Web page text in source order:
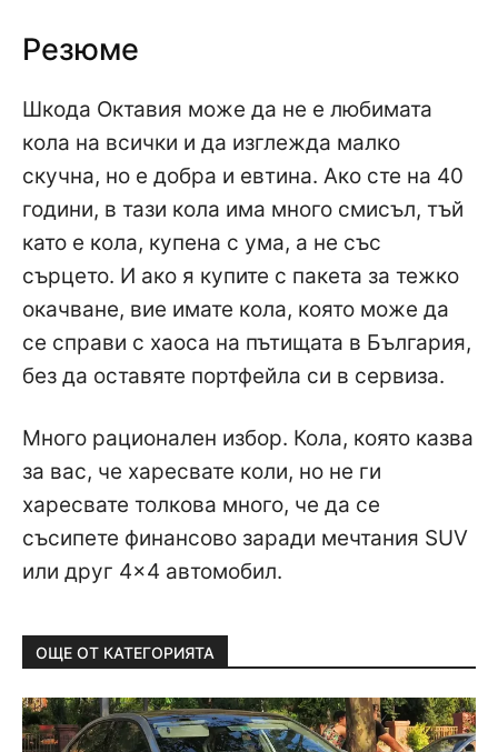
Резюме
Шкода Октавия може да не е любимата
кола на всички и да изглежда малко
скучна, но е добра и евтина. Ако сте на 40
години, в тази кола има много смисъл, тъй
като е кола, купена с ума, а не със
сърцето. И ако я купите с пакета за тежко
окачване, вие имате кола, която може да
се справи с хаоса на пътищата в България,
без да оставяте портфейла си в сервиза.
Много рационален избор. Кола, която казва
за вас, че харесвате коли, но не ги
харесвате толкова много, че да се
съсипете финансово заради мечтания SUV
или друг 4×4 автомобил.
ОЩЕ ОТ КАТЕГОРИЯТА